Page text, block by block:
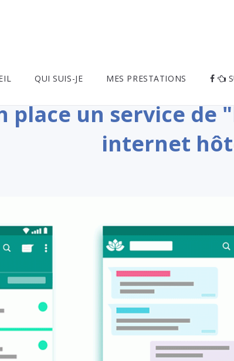
QUI SUIS-JE MES PRESTATIONS
place un service de
internet